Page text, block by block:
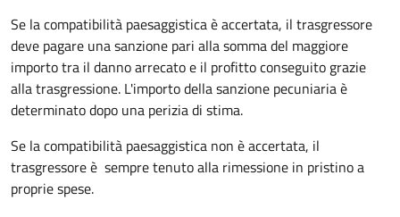
Se la compatibilità paesaggistica è accertata, il trasgressore
deve pagare una sanzione pari alla somma del maggiore
importo tra il danno arrecato e il profitto conseguito grazie
alla trasgressione. L'importo della sanzione pecuniaria è
determinato dopo una perizia di stima.
Se la compatibilità paesaggistica non è accertata, il
trasgressore è sempre tenuto alla rimessione in pristino a
proprie spese.